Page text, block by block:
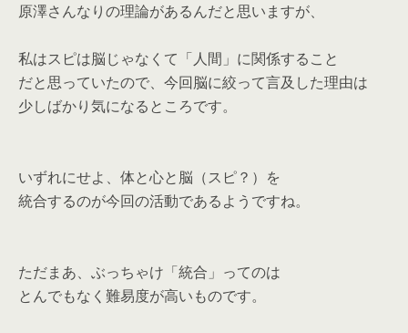
原澤さんなりの理論があるんだと思いますが、
私はスピは脳じゃなくて「人間」に関係すること
だと思っていたので、今回脳に絞って言及した理由は
少しばかり気になるところです。
いずれにせよ、体と心と脳（スピ？）を
統合するのが今回の活動であるようですね。
ただまあ、ぶっちゃけ「統合」ってのは
とんでもなく難易度が高いものです。